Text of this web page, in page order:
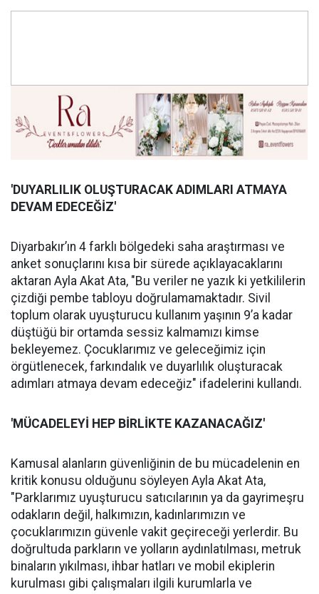
'DUYARLILIK OLUŞTURACAK ADIMLARI ATMAYA
DEVAM EDECEĞİZ'
Diyarbakır’ın 4 farklı bölgedeki saha araştırması ve
anket sonuçlarını kısa bir sürede açıklayacaklarını
aktaran Ayla Akat Ata, "Bu veriler ne yazık ki yetkililerin
çizdiği pembe tabloyu doğrulamamaktadır. Sivil
toplum olarak uyuşturucu kullanım yaşının 9’a kadar
düştüğü bir ortamda sessiz kalmamızı kimse
bekleyemez. Çocuklarımız ve geleceğimiz için
örgütlenecek, farkındalık ve duyarlılık oluşturacak
adımları atmaya devam edeceğiz" ifadelerini kullandı.
'MÜCADELEYİ HEP BİRLİKTE KAZANACAĞIZ'
Kamusal alanların güvenliğinin de bu mücadelenin en
kritik konusu olduğunu söyleyen Ayla Akat Ata,
"Parklarımız uyuşturucu satıcılarının ya da gayrimeşru
odakların değil, halkımızın, kadınlarımızın ve
çocuklarımızın güvenle vakit geçireceği yerlerdir. Bu
doğrultuda parkların ve yolların aydınlatılması, metruk
binaların yıkılması, ihbar hatları ve mobil ekiplerin
kurulması gibi çalışmaları ilgili kurumlarla ve